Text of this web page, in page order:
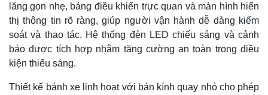
lăng gọn nhẹ, bảng điều khiển trực quan và màn hình hiển
thị thông tin rõ ràng, giúp người vận hành dễ dàng kiểm
soát và thao tác. Hệ thống đèn LED chiếu sáng và cảnh
báo được tích hợp nhằm tăng cường an toàn trong điều
kiện thiếu sáng.
Thiết kế bánh xe linh hoạt với bán kính quay nhỏ cho phép